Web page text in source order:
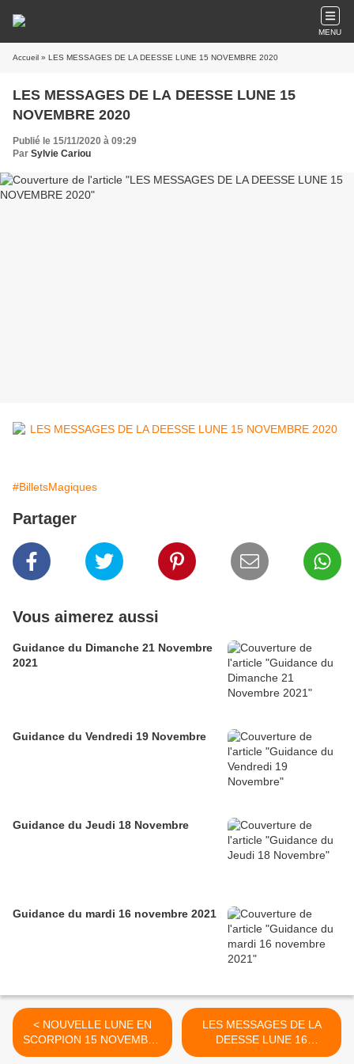
MENU
Accueil » LES MESSAGES DE LA DEESSE LUNE 15 NOVEMBRE 2020
LES MESSAGES DE LA DEESSE LUNE 15
NOVEMBRE 2020
Publié le 15/11/2020 à 09:29
Par Sylvie Cariou
#BilletsMagiques
Partager
Vous aimerez aussi
Guidance du Dimanche 21 Novembre
2021
Guidance du Vendredi 19 Novembre
Guidance du Jeudi 18 Novembre
Guidance du mardi 16 novembre 2021
< NOUVELLE LUNE EN
SCORPION 15 NOVEMBRE
2020
LES MESSAGES DE LA
DEESSE LUNE 16
NOVEMBRE 2020 >